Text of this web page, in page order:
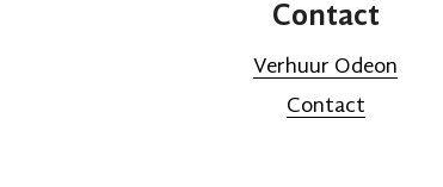
Contact
Verhuur Odeon
Contact